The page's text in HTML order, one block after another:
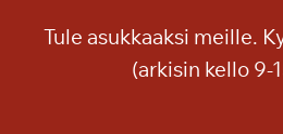
Tule asukkaaksi meille.
(arkisin kello 9-